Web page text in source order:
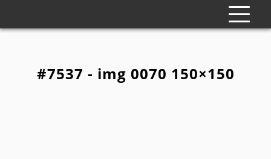
#7537 - img 0070 150×150